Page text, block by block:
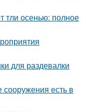
тли осенью: полное
для раздевалки
есть в